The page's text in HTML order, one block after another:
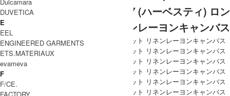
[THANK SOLD] HARVESTY (ハーベスティ) ロン
グキュロット リネンレーヨンキャンバス
DUVETICA
E
EEL
ENGINEERED GARMENTS
ETS.MATERIAUX
evameva
F
F/CE.